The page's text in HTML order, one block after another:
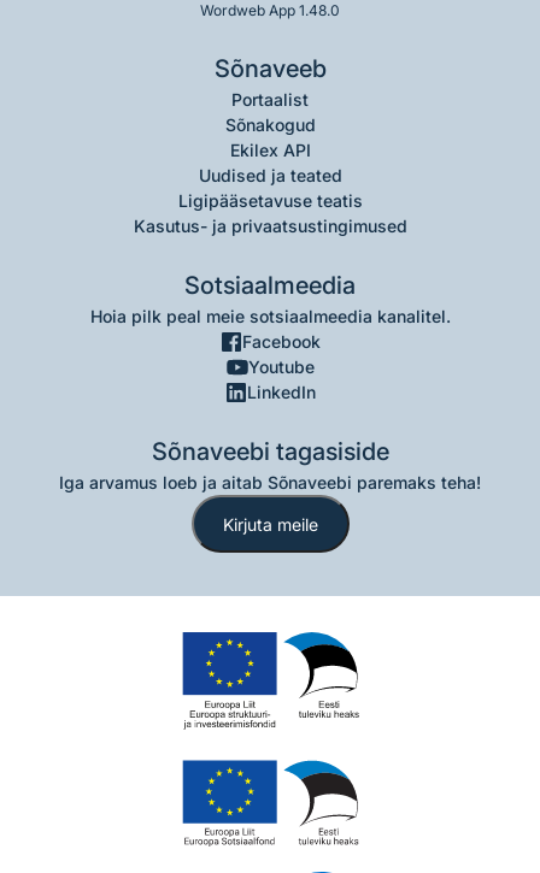
Wordweb App 1.48.0
Sõnaveeb
Portaalist
Sõnakogud
Ekilex API
Uudised ja teated
Ligipääsetavuse teatis
Kasutus- ja privaatsustingimused
Sotsiaalmeedia
Hoia pilk peal meie sotsiaalmeedia kanalitel.
Facebook
Youtube
LinkedIn
Sõnaveebi tagasiside
Iga arvamus loeb ja aitab Sõnaveebi paremaks teha!
Kirjuta meile